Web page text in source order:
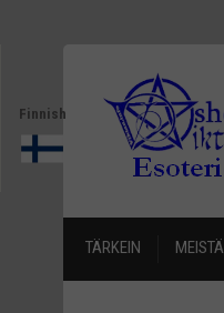
Finnish
TÄRKEIN MEISTÄ